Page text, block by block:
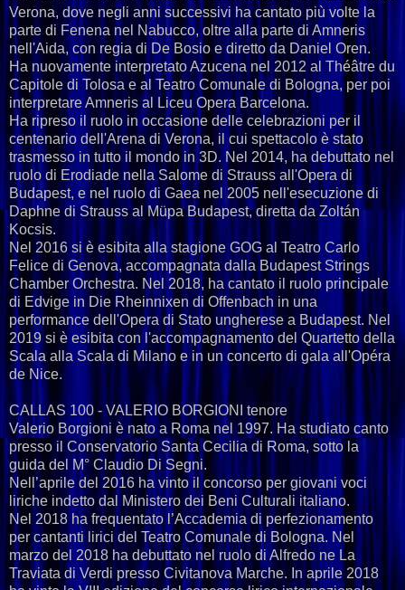
Verona, dove negli anni successivi ha cantato più volte la
parte di Fenena nel Nabucco, oltre alla parte di Amneris
nell'Aida, con regia di De Bosio e diretto da Daniel Oren.
Ha nuovamente interpretato Azucena nel 2012 al Théâtre du
Capitole di Tolosa e al Teatro Comunale di Bologna, per poi
interpretare Amneris al Liceu Opera Barcelona.
Ha ripreso il ruolo in occasione delle celebrazioni per il
centenario dell'Arena di Verona, il cui spettacolo è stato
trasmesso in tutto il mondo in 3D. Nel 2014, ha debuttato nel
ruolo di Erodiade nella Salome di Strauss all'Opera di
Budapest, e nel ruolo di Gaea nel 2005 nell'esecuzione di
Daphne di Strauss al Müpa Budapest, diretta da Zoltán
Kocsis.
Nel 2016 si è esibita alla stagione GOG al Teatro Carlo
Felice di Genova, accompagnata dalla Budapest Strings
Chamber Orchestra. Nel 2018, ha cantato il ruolo principale
di Edvige in Die Rheinnixen di Offenbach in una
performance dell'Opera di Stato ungherese a Budapest. Nel
2019 si è esibita con l'accompagnamento del Quartetto della
Scala alla Scala di Milano e in un concerto di gala all'Opéra
de Nice.
CALLAS 100 - VALERIO BORGIONI tenore
Valerio Borgioni è nato a Roma nel 1997. Ha studiato canto
presso il Conservatorio Santa Cecilia di Roma, sotto la
guida del M° Claudio Di Segni.
Nell’aprile del 2016 ha vinto il concorso per giovani voci
liriche indetto dal Ministero dei Beni Culturali italiano.
Nel 2018 ha frequentato l’Accademia di perfezionamento
per cantanti lirici del Teatro Comunale di Bologna. Nel
marzo del 2018 ha debuttato nel ruolo di Alfredo ne La
Traviata di Verdi presso Civitanova Marche. In aprile 2018